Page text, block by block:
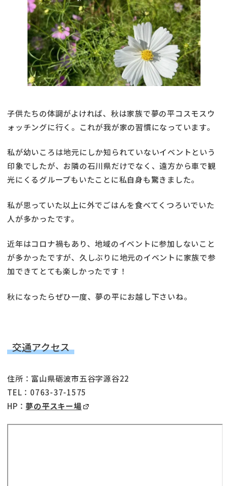
子供たちの体調がよければ、秋は家族で夢の平コスモスウ
ォッチングに行く。これが我が家の習慣になっています。
私が幼いころは地元にしか知られていないイベントという
印象でしたが、お隣の石川県だけでなく、遠方から車で観
光にくるグループもいたことに私自身も驚きました。
私が思っていた以上に外でごはんを食べてくつろいでいた
人が多かったです。
近年はコロナ禍もあり、地域のイベントに参加しないこと
が多かったですが、久しぶりに地元のイベントに家族で参
加できてとても楽しかったです！
秋になったらぜひ一度、夢の平にお越し下さいね。
交通アクセス
住所：富山県砺波市五谷字源谷22
TEL：0763-37-1575
HP： 夢の平スキー場